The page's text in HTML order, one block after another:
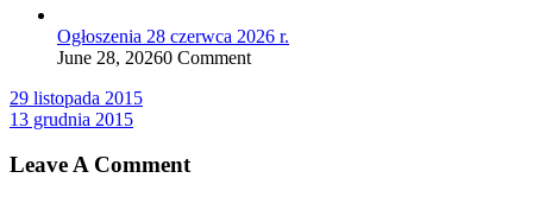
Ogłoszenia 28 czerwca 2026 r.
June 28, 20260 Comment
Nawigacja
wpisu
29 listopada 2015
13 grudnia 2015
Leave A Comment